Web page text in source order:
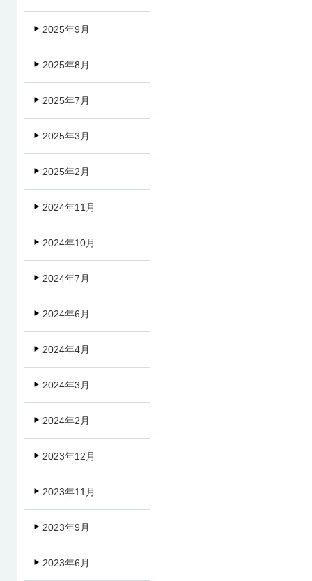
2025年9月
2025年8月
2025年7月
2025年3月
2025年2月
2024年11月
2024年10月
2024年7月
2024年6月
2024年4月
2024年3月
2024年2月
2023年12月
2023年11月
2023年9月
2023年6月